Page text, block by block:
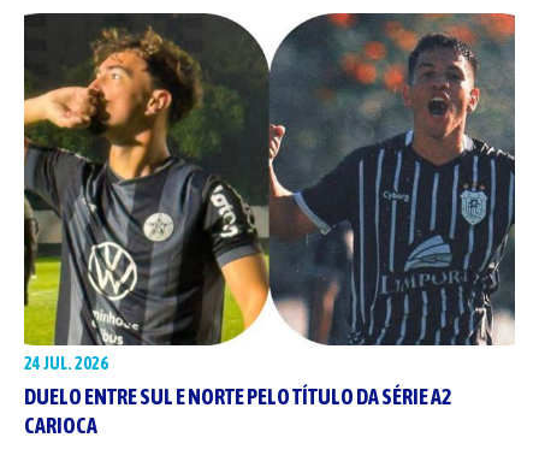
24 JUL. 2026
DUELO ENTRE SUL E NORTE PELO TÍTULO DA SÉRIE A2
CARIOCA